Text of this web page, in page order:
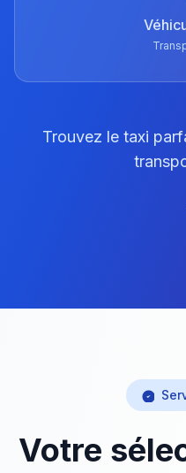
Trouvez le taxi
Votre